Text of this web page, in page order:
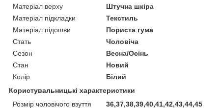
Матеріал верху
Штучна шкіра
Матеріал підкладки
Текстиль
Матеріал підошви
Пориста гума
Стать
Чоловіча
Сезон
Весна/Осінь
Стан
Новий
Колір
Білий
Користувальницькі характеристики
Розмір чоловічого взуття
36,37,38,39,40,41,42,43,44,45